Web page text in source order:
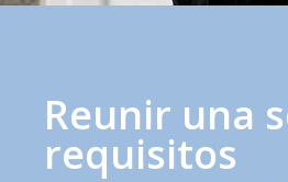
Reunir una
requisitos